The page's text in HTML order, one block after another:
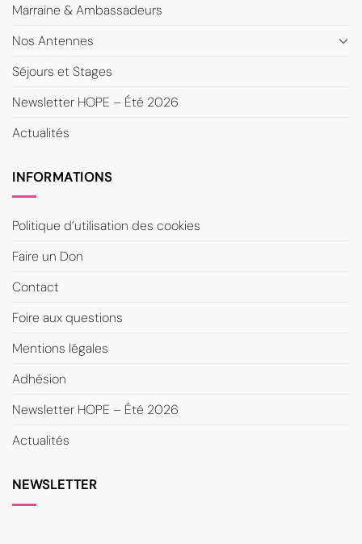
Marraine & Ambassadeurs
Nos Antennes
Séjours et Stages
Newsletter HOPE – Été 2026
Actualités
INFORMATIONS
Politique d’utilisation des cookies
Faire un Don
Contact
Foire aux questions
Mentions légales
Adhésion
Newsletter HOPE – Été 2026
Actualités
NEWSLETTER